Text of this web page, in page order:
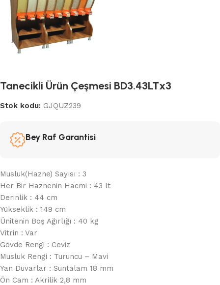
Tanecikli Ürün Çeşmesi BD3.43LTx3
Stok kodu: GJQUZ239
Bey Raf Garantisi
Musluk(Hazne) Sayısı : 3
Her Bir Haznenin Hacmi : 43 lt
Derinlik : 44 cm
Yükseklik : 149 cm
Ünitenin Boş Ağırlığı : 40 kg
Vitrin : Var
Gövde Rengi : Ceviz
Musluk Rengi : Turuncu – Mavi
Yan Duvarlar : Suntalam 18 mm
Ön Cam : Akrilik 2,8 mm